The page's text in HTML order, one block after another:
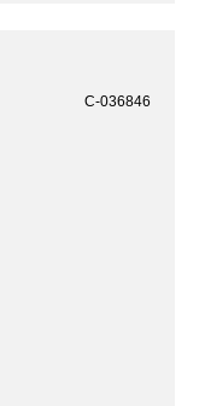
C-036846